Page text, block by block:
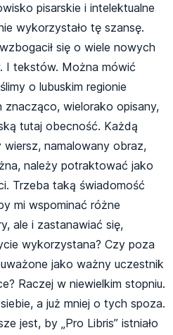
pisarskie i intelektualne
wykorzystało tę szansę.
się o wiele nowych
I tekstów. Można mówić
o lubuskim regionie
znacząco, wielorako opisany,
tutaj obecność. Każdą
namalowany obraz,
należy potraktować jako
Trzeba taką świadomość
mi wspominać różne
ale i zastanawiać się,
wykorzystana? Czy poza
jako ważny uczestnik
Raczej w niewielkim stopniu.
a już mniej o tych spoza.
jest, by „Pro Libris” istniało